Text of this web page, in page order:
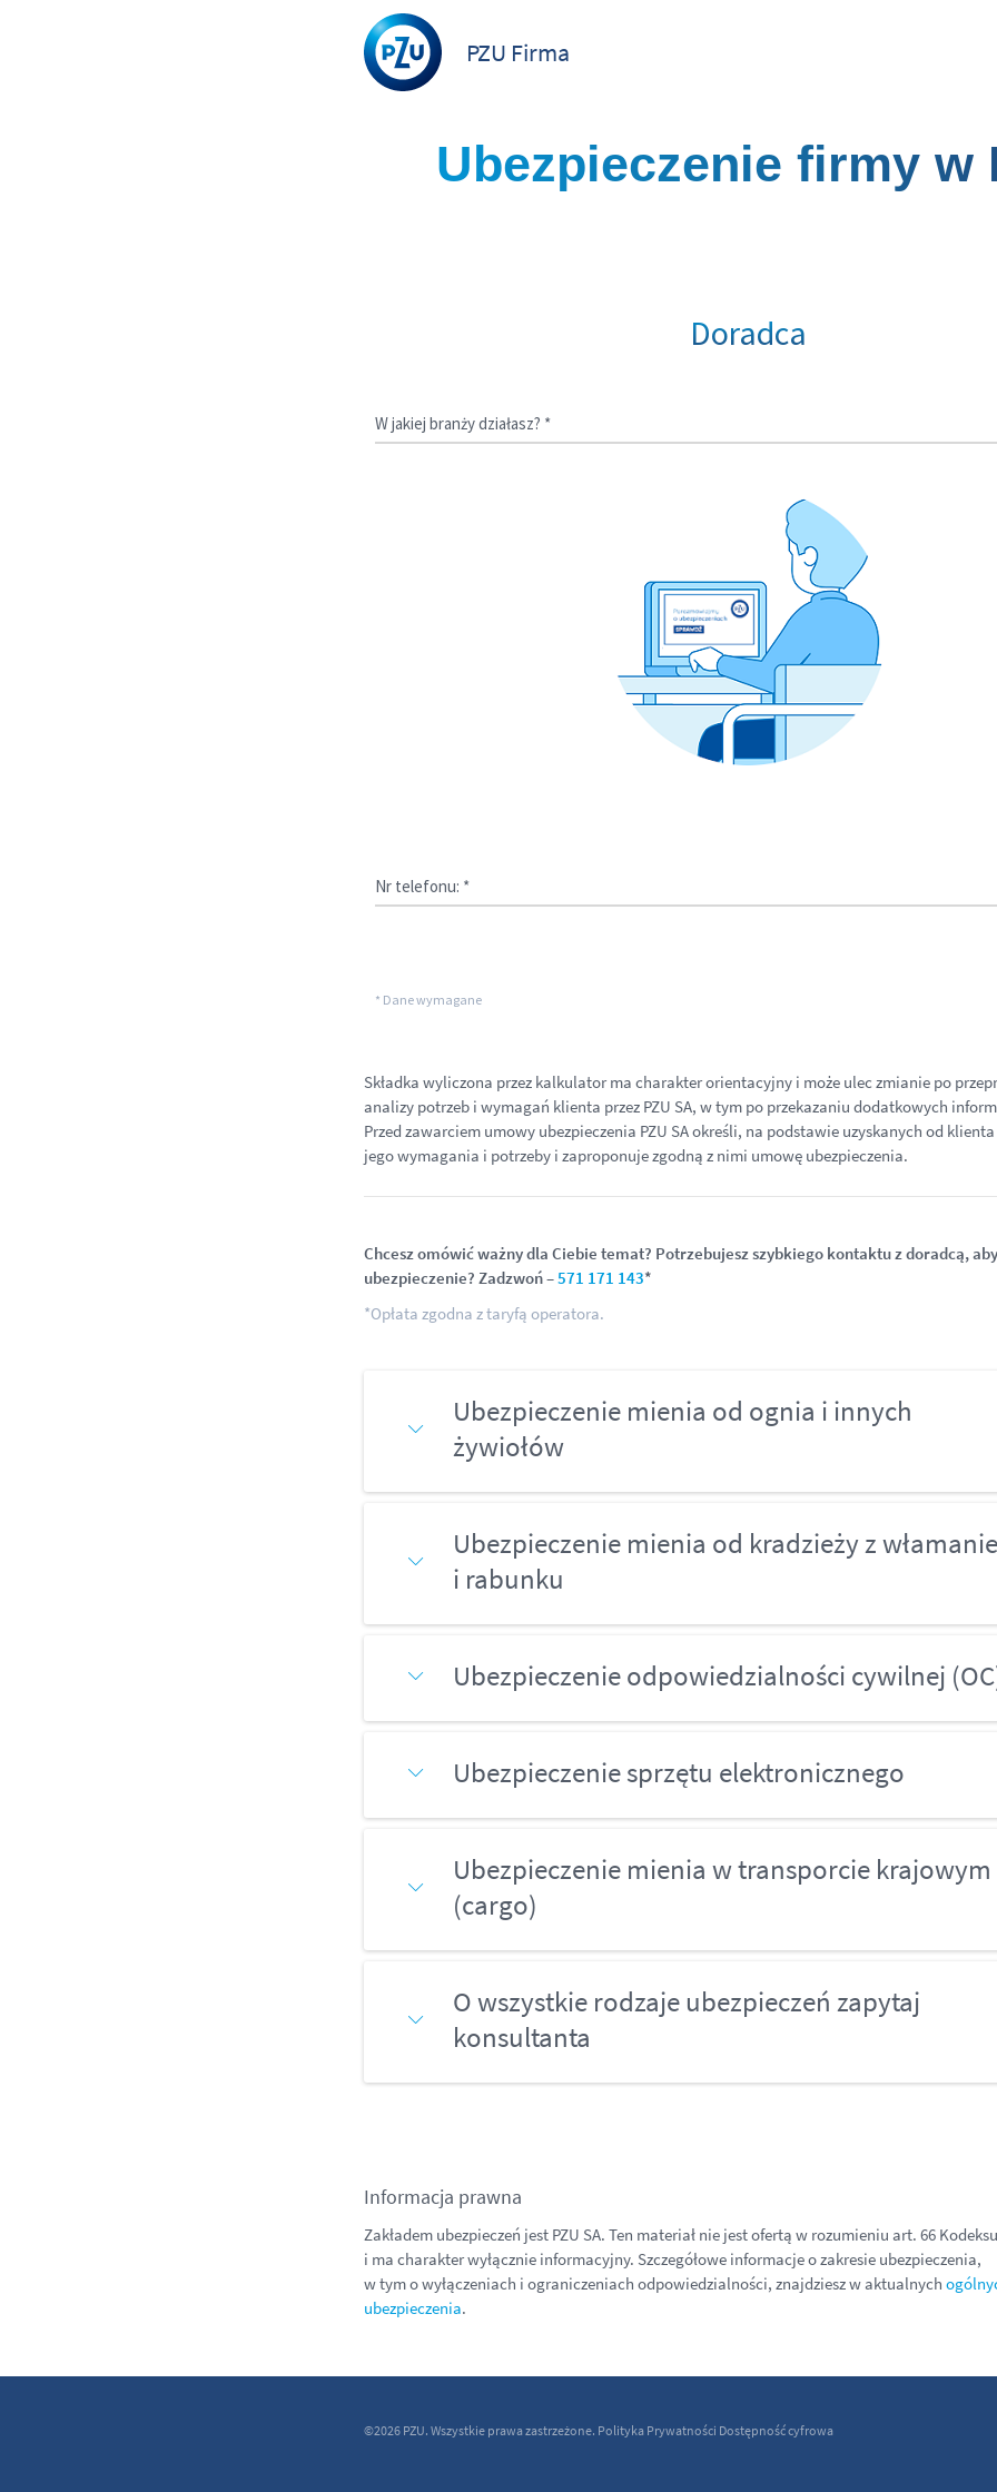
PZU Firma
Ubezpieczenie firmy w
Składka wyliczona przez kalkulator ma charakter orientacyjny i może ulec zmianie po
analizy potrzeb i wymagań klienta przez PZU SA, w tym po przekazaniu dodatkowych
Przed zawarciem umowy ubezpieczenia PZU SA określi, na podstawie uzyskanych od
jego wymagania i potrzeby i zaproponuje zgodną z nimi umowę ubezpieczenia.
Chcesz omówić ważny dla Ciebie temat? Potrzebujesz szybkiego kontaktu z doradcą,
ubezpieczenie? Zadzwoń–571 171 143*
*Opłata zgodna z taryfą operatora.
Ubezpieczenie mienia od ognia i innych
żywiołów
Ubezpieczenie mienia od kradzieży z
i rabunku
Ubezpieczenie odpowiedzialności cywilnej
Ubezpieczenie sprzętu elektronicznego
Ubezpieczenie mienia w transporcie krajowym
(cargo)
O wszystkie rodzaje ubezpieczeń zapytaj
konsultanta
Informacja prawna
Zakładem ubezpieczeń jest PZU SA. Ten materiał nie jest ofertą w rozumieniu art. 66
i ma charakter wyłącznie informacyjny. Szczegółowe informacje o zakresie ubezpieczenia,
w tym o wyłączeniach i ograniczeniach odpowiedzialności, znajdziesz w aktualnych
ubezpieczenia.
©2026 PZU. Wszystkie prawa zastrzeżone. Polityka Prywatności Dostępność cyfrowa